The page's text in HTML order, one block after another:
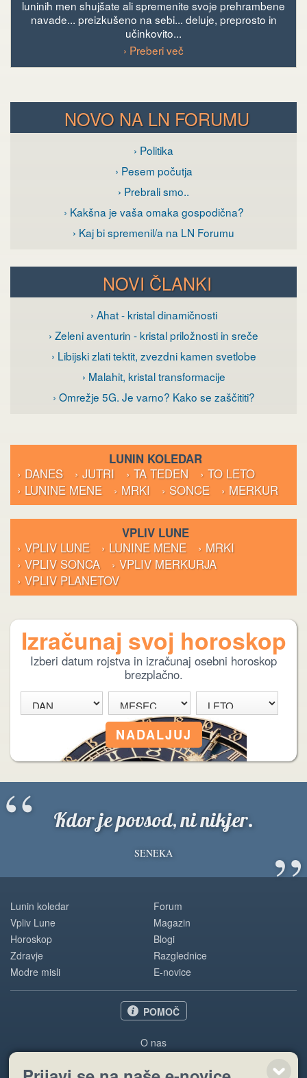
luninih men shujšate ali spremenite svoje prehrambene
navade... preizkušeno na sebi... deluje, preprosto in
učinkovito...
› Preberi več
NOVO NA LN FORUMU
› Politika
› Pesem počutja
› Prebrali smo..
› Kakšna je vaša omaka gospodična?
› Kaj bi spremenil/a na LN Forumu
NOVI ČLANKI
› Ahat - kristal dinamičnosti
› Zeleni aventurin - kristal priložnosti in sreče
› Libijski zlati tektit, zvezdni kamen svetlobe
› Malahit, kristal transformacije
› Omrežje 5G. Je varno? Kako se zaščititi?
LUNIN KOLEDAR
› DANES
› JUTRI › TA TEDEN
› TO LETO
› LUNINE MENE
› MRKI › SONCE › MERKUR
VPLIV LUNE
› VPLIV LUNE
› LUNINE MENE
› MRKI
› VPLIV SONCA
› VPLIV MERKURJA
› VPLIV PLANETOV
Izračunaj svoj horoskop
Izberi datum rojstva in izračunaj osebni horoskop
brezplačno.
Kdor je povsod, ni nikjer.
SENEKA ”
“
Lunin koledar
Vpliv Lune
Horoskop
Zdravje
Modre misli
Forum
Magazin
Blogi
Razglednice
E-novice
POMOČ
O nas